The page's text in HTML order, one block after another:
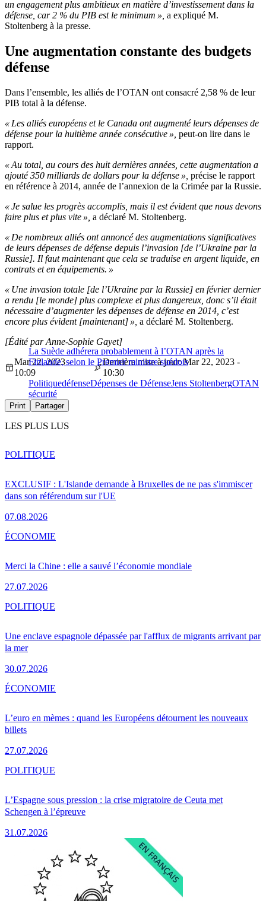
un engagement plus ambitieux en matière d’investissement dans la
défense, car 2 % du PIB est le minimum », a expliqué M.
Stoltenberg à la presse.
Une augmentation constante des budgets
défense
Dans l’ensemble, les alliés de l’OTAN ont consacré 2,58 % de leur
PIB total à la défense.
« Les alliés européens et le Canada ont augmenté leurs dépenses de
défense pour la huitième année consécutive », peut-on lire dans le
rapport.
« Au total, au cours des huit dernières années, cette augmentation a
ajouté 350 milliards de dollars pour la défense », précise le rapport
en référence à 2014, année de l’annexion de la Crimée par la Russie.
« Je salue les progrès accomplis, mais il est évident que nous devons
faire plus et plus vite », a déclaré M. Stoltenberg.
« De nombreux alliés ont annoncé des augmentations significatives
de leurs dépenses de défense depuis l’invasion [de l’Ukraine par la
Russie]. Il faut maintenant que cela se traduise en argent liquide, en
contrats et en équipements. »
« Une invasion totale [de l’Ukraine par la Russie] en février dernier
a rendu [le monde] plus complexe et plus dangereux, donc s’il était
nécessaire d’augmenter les dépenses de défense en 2014, c’est
encore plus évident [maintenant] », a déclaré M. Stoltenberg.
La Suède adhérera probablement à l’OTAN après la
Finlande, selon le Premier ministre suédois
[Édité par Anne-Sophie Gayet]
Mar 22, 2023 -
10:09
Dernière mise à jour: Mar 22, 2023 -
10:30
PolitiquedéfenseDépenses de DéfenseJens StoltenbergOTAN
sécurité
Print Partager
LES PLUS LUS
EXCLUSIF : L'Islande demande à Bruxelles de ne pas s'immiscer
dans son référendum sur l'UE
07.08.2026
POLITIQUE
Merci la Chine : elle a sauvé l’économie mondiale
27.07.2026
ÉCONOMIE
Une enclave espagnole dépassée par l'afflux de migrants arrivant par
la mer
30.07.2026
POLITIQUE
L’euro en mèmes : quand les Européens détournent les nouveaux
billets
27.07.2026
ÉCONOMIE
L’Espagne sous pression : la crise migratoire de Ceuta met
Schengen à l’épreuve
31.07.2026
POLITIQUE